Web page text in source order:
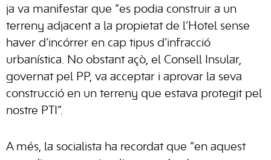
ja va manifestar que “es podia construir a un
terreny adjacent a la propietat de l’Hotel sense
haver d’incórrer en cap tipus d’infracció
urbanística. No obstant açò, el Consell Insular,
governat pel PP, va acceptar i aprovar la seva
construcció en un terreny que estava protegit pel
nostre PTI”.
A més, la socialista ha recordat que “en aquest